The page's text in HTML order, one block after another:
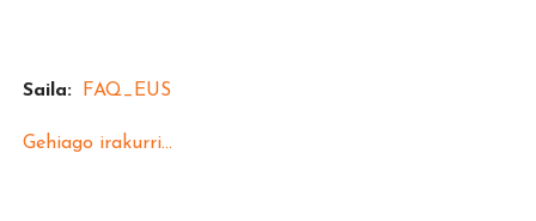
Saila: FAQ_EUS
Gehiago irakurri...